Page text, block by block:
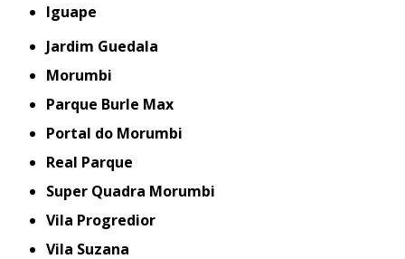
iguape
Jardim Guedala
Morumbi
Parque Burle Max
Portal do Morumbi
Real Parque
Super Quadra Morumbi
Vila Progredior
Vila Suzana